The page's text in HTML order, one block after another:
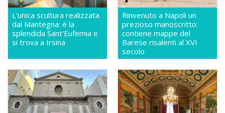
L'unica scultura realizzata
dal Mantegna: è la
splendida Sant'Eufemia e
si trova a Irsina
Rinvenuto a Napoli un
prezioso manoscritto:
contiene mappe del
Barese risalenti al XVI
secolo